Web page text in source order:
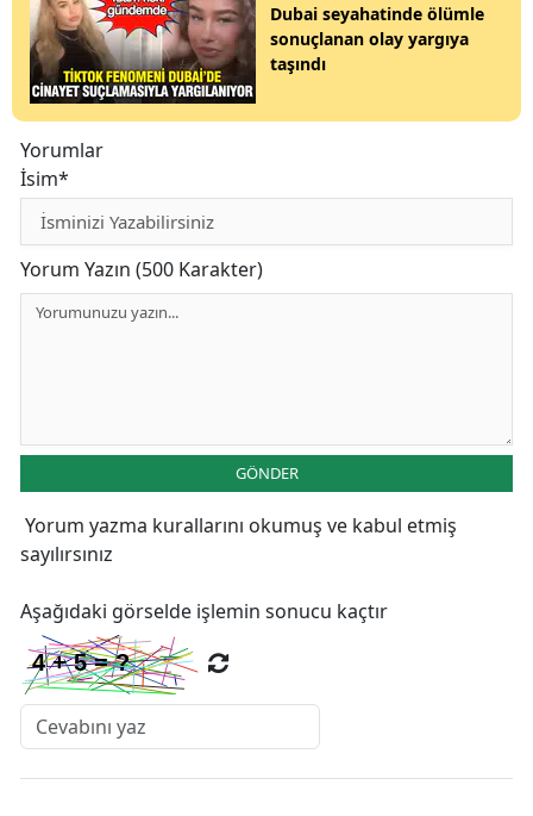
Dubai seyahatinde ölümle
sonuçlanan olay yargıya
taşındı
Yorumlar
İsim*
Yorum Yazın (500 Karakter)
GÖNDER
Yorum yazma kurallarını okumuş ve kabul etmiş
sayılırsınız
Aşağıdaki görselde işlemin sonucu kaçtır